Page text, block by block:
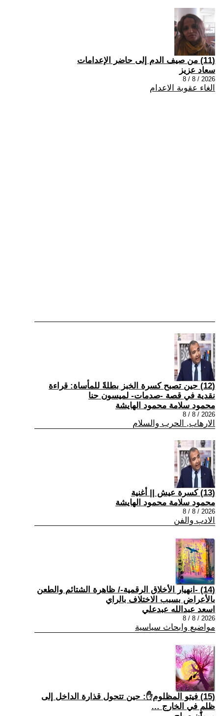
(11) من صيف الدم إلى حاضر الإعدامات
سعاد عزيز
2026 / 8 / 8
الغاء عقوبة الاعدام
(12) حين تصبح كسرة الخبز بطلةً للمأساة: قراءة
نقدية في قصة -صدمات- لميسون حنا
محمود سلامة محمود الهايشة
2026 / 8 / 8
الارهاب, الحرب والسلام
(13) كسرة عيش || أغنية
محمود سلامة محمود الهايشة
2026 / 8 / 8
الادب والفن
(14) -انهيار الأخلاق الرقمية-/ ظاهرة الشتائم والطعن
بالأعراض بسبب الاختلاف بالراي
اسعد عبدالله عبدعلي
2026 / 8 / 8
مواضيع وابحاث سياسية
(15) فيتو المظلوم✋: حين تتحول قذارة الداخل إلى
ظلمٍ في الخارج …